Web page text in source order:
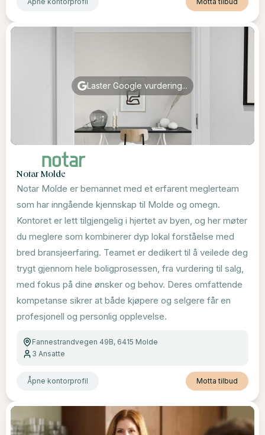
Laster Google vurdering...
Notar Molde
Notar Molde er bemannet med et erfarent meglerteam
som har inngående kjennskap til Molde og omegn.
Kontoret er lett tilgjengelig i hjertet av byen, og her møter
du meglere som kombinerer dyp lokal forståelse med
bred bransjeerfaring. Teamet er dedikert til å veilede deg
trygt gjennom hele boligprosessen, fra vurdering til salg,
med fokus på dine ønsker og behov. Deres omfattende
kompetanse sikrer at både kjøpere og selgere får en
profesjonell og personlig opplevelse.
Fannestrandvegen 49B, 6415 Molde
3 Ansatte
Åpne kontorprofil Motta tilbud